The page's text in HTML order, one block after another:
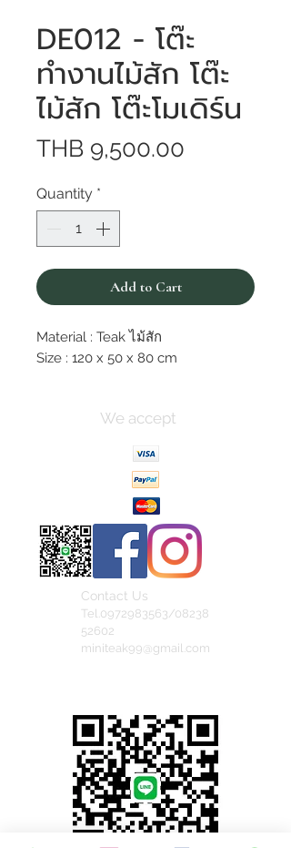
DE012 - โต๊ะ
ทำงานไม้สัก โต๊ะ
ไม้สัก โต๊ะโมเดิร์น
THB 9,500.00
Quantity *
Add to Cart
Material : Teak ไม้สัก
Size : 120 x 50 x 80 cm
We accept
Contact Us
Tel.0972983563/08238
52602
miniteak99@gmail.com